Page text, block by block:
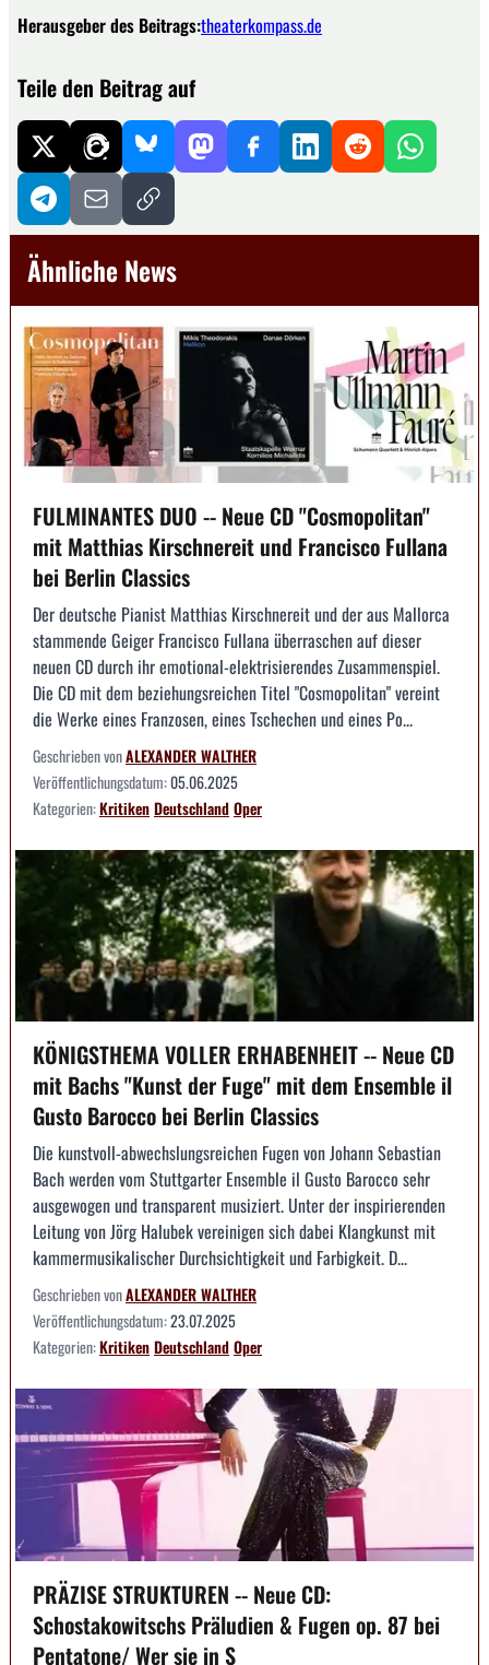
Herausgeber des Beitrags:theaterkompass.de
Teile den Beitrag auf
Ähnliche News
FULMINANTES DUO -- Neue CD "Cosmopolitan"
mit Matthias Kirschnereit und Francisco Fullana
bei Berlin Classics
Der deutsche Pianist Matthias Kirschnereit und der aus Mallorca
stammende Geiger Francisco Fullana überraschen auf dieser
neuen CD durch ihr emotional-elektrisierendes Zusammenspiel.
Die CD mit dem beziehungsreichen Titel "Cosmopolitan" vereint
die Werke eines Franzosen, eines Tschechen und eines Po...
Geschrieben vonALEXANDER WALTHER
Veröffentlichungsdatum:05.06.2025
Kategorien:KritikenDeutschlandOper
KÖNIGSTHEMA VOLLER ERHABENHEIT -- Neue CD
mit Bachs "Kunst der Fuge" mit dem Ensemble il
Gusto Barocco bei Berlin Classics
Die kunstvoll-abwechslungsreichen Fugen von Johann Sebastian
Bach werden vom Stuttgarter Ensemble il Gusto Barocco sehr
ausgewogen und transparent musiziert. Unter der inspirierenden
Leitung von Jörg Halubek vereinigen sich dabei Klangkunst mit
kammermusikalischer Durchsichtigkeit und Farbigkeit. D...
Geschrieben vonALEXANDER WALTHER
Veröffentlichungsdatum:23.07.2025
Kategorien:KritikenDeutschlandOper
PRÄZISE STRUKTUREN -- Neue CD:
Schostakowitschs Präludien & Fugen op. 87 bei
Pentatone/ Wer sie in S